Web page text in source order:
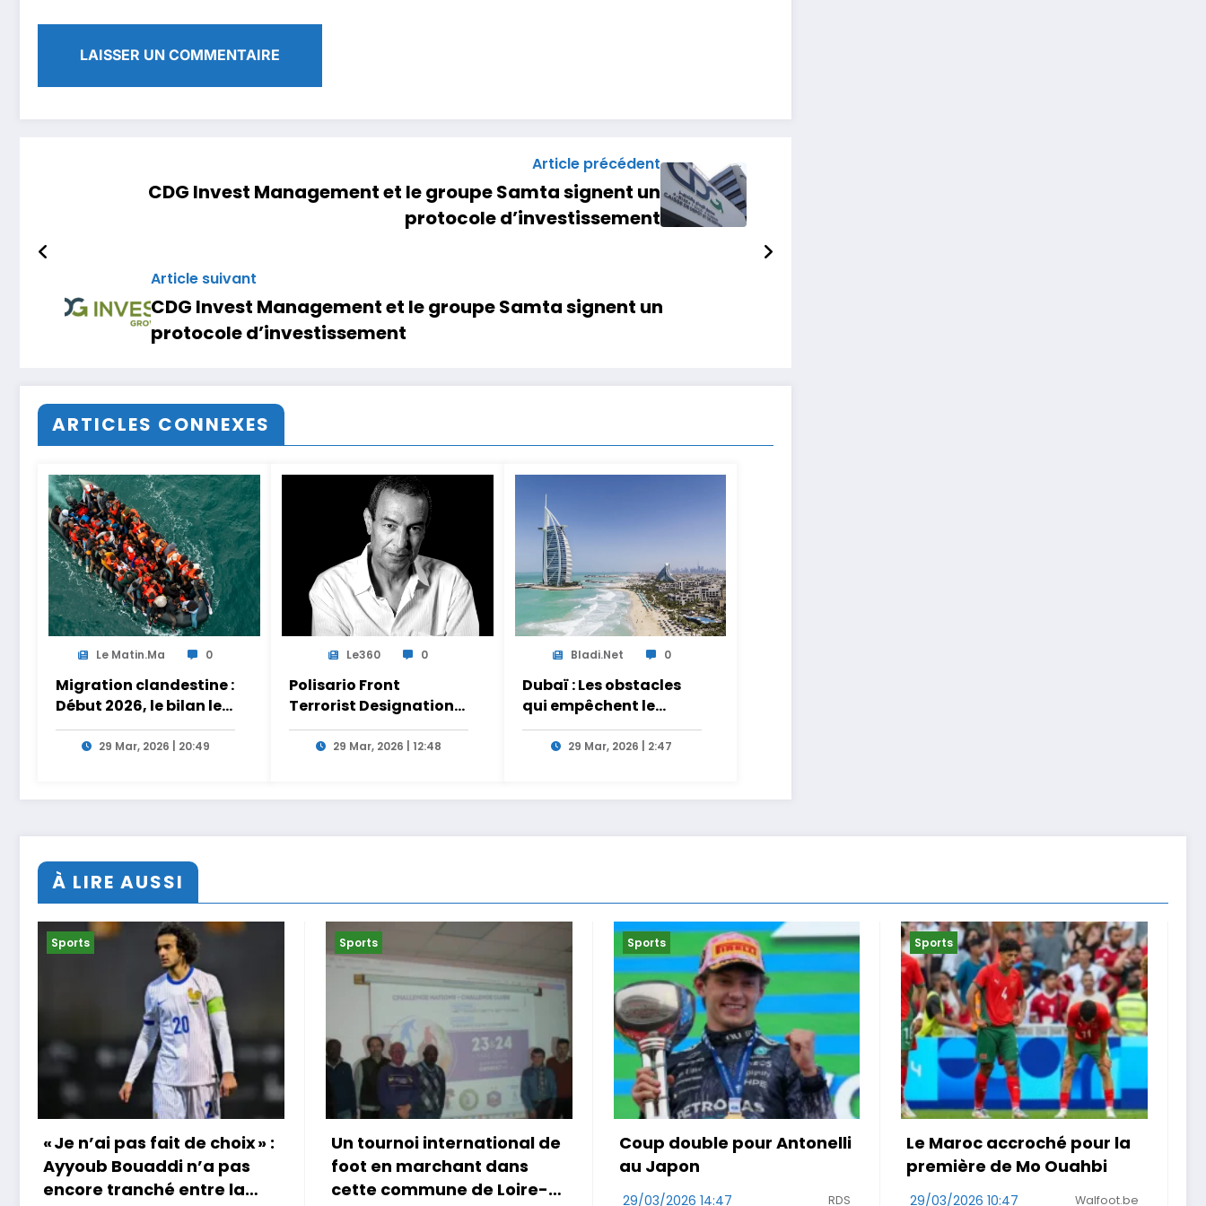
Article précédent
CDG Invest Management et le groupe Samta signent un
protocole d’investissement
Article suivant
CDG Invest Management et le groupe Samta signent un
protocole d’investissement
ARTICLES CONNEXES
Le Matin.ma 0
Migration clandestine :
Début 2026, le bilan le
plus meurtrier depuis
2014 sur les côtes de
29 Mar, 2026 | 20:49
Le360 0
Polisario Front
Terrorist Designation
Act: au Brésil, le
Polisario s’affiche
29 Mar, 2026 | 12:48
Bladi.net 0
Dubaï : Les obstacles
qui empêchent le
report des flux
touristiques vers le
29 Mar, 2026 | 2:47
À LIRE AUSSI
Sports
Un tournoi international de
foot en marchant dans
cette commune de Loire-
Sports
Coup double pour Antonelli
au Japon
29/03/2026 14:47
Sports
Le Maroc accroché pour la
première de Mo Ouahbi
29/03/2026 10:47 Walfoot.be
Sports
« Je ne suis pas que la
maladie » . Malgré un
cancer, une Girondine